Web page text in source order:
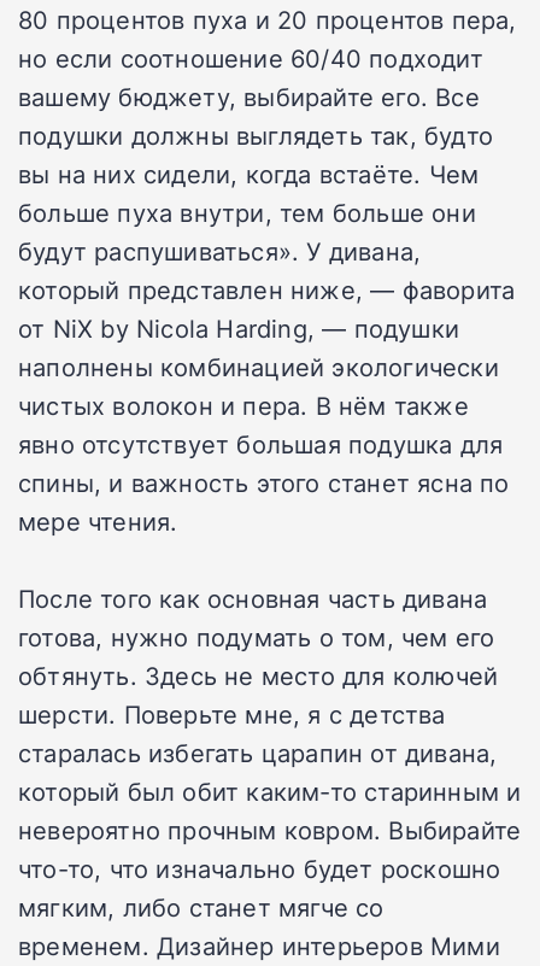
80 процентов пуха и 20 процентов пера,
но если соотношение 60/40 подходит
вашему бюджету, выбирайте его. Все
подушки должны выглядеть так, будто
вы на них сидели, когда встаёте. Чем
больше пуха внутри, тем больше они
будут распушиваться». У дивана,
который представлен ниже, — фаворита
от NiX by Nicola Harding, — подушки
наполнены комбинацией экологически
чистых волокон и пера. В нём также
явно отсутствует большая подушка для
спины, и важность этого станет ясна по
мере чтения.
После того как основная часть дивана
готова, нужно подумать о том, чем его
обтянуть. Здесь не место для колючей
шерсти. Поверьте мне, я с детства
старалась избегать царапин от дивана,
который был обит каким-то старинным и
невероятно прочным ковром. Выбирайте
что-то, что изначально будет роскошно
мягким, либо станет мягче со
временем. Дизайнер интерьеров Мими